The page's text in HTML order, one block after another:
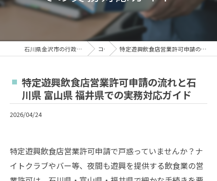
石川県金沢市の行政書士なら行政書士高見裕樹事務所 コラム 特定遊興飲食店営業許可申請の流れと石川県 富山県 福井県での実務対応ガイド
特定遊興飲食店営業許可申請の流れと石
川県 富山県 福井県での実務対応ガイド
2026/04/24
特定遊興飲食店営業許可申請で戸惑っていませんか？ナ
イトクラブやバー等、夜間も遊興を提供する飲食業の営